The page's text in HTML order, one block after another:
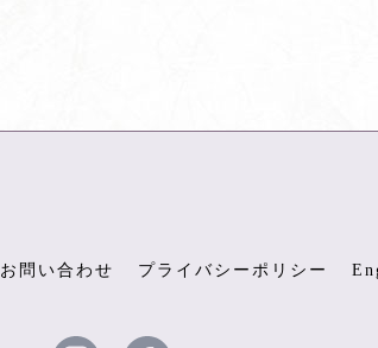
お問い合わせ プライバシーポリシー